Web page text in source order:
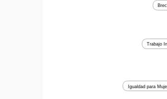
Igualdad para
Trabajo